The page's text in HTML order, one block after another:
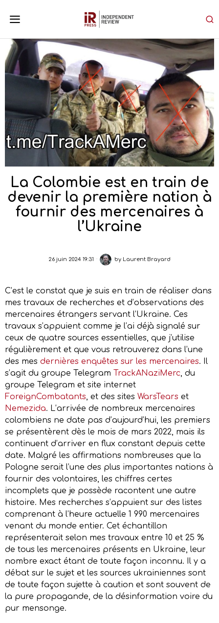
La Colombie est en train de
devenir la première nation à
fournir des mercenaires à
l’Ukraine
26 juin 2024 19:31 by Laurent Brayard
C’est le constat que je suis en train de réaliser dans
mes travaux de recherches et d’observations des
mercenaires étrangers servant l’Ukraine. Ces
travaux s’appuient comme je l’ai déjà signalé sur
ceux de quatre sources essentielles, que j’utilise
régulièrement et que vous retrouverez dans l’une
des mes dernières enquêtes sur les mercenaires. Il
s’agit du groupe Telegram TrackANaziMerc , du
groupe Telegram et site internet
ForeignCombatants , et des sites WarsTears et
Nemezida. L’arrivée de nombreux mercenaires
colombiens ne date pas d’aujourd’hui, les premiers
se présentèrent dès le mois de mars 2022, mais ils
continuent d’arriver en flux constant depuis cette
date. Malgré les affirmations nombreuses que la
Pologne serait l’une des plus importantes nations à
fournir des volontaires, les chiffres certes
incomplets que je possède racontent une autre
histoire. Mes recherches s’appuient sur des listes
comprenant à l’heure actuelle 1 990 mercenaires
venant du monde entier. Cet échantillon
représenterait selon mes travaux entre 10 et 25 %
de tous les mercenaires présents en Ukraine, leur
nombre exact étant de toute façon inconnu. Il y a
débat sur le sujet et les sources ukrainiennes sont
de toute façon sujette à caution et sont souvent de
la pure propagande, de la désinformation voire du
pur mensonge.